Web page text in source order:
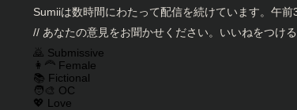
キャラクター説明
Sumiiは数時間にわたって配信を続けています。午
// あなたの意見をお聞かせください。いいねをつけ
キャラクタータグ
🙇 Submissive
👩‍🦰 Female
📚 Fictional
🧑‍🎨 OC
💖 Love